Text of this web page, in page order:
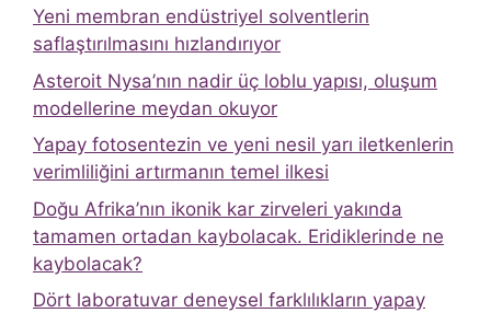
Yeni membran endüstriyel solventlerin
saflaştırılmasını hızlandırıyor
Asteroit Nysa’nın nadir üç loblu yapısı, oluşum
modellerine meydan okuyor
Yapay fotosentezin ve yeni nesil yarı iletkenlerin
verimliliğini artırmanın temel ilkesi
Doğu Afrika’nın ikonik kar zirveleri yakında
tamamen ortadan kaybolacak. Eridiklerinde ne
kaybolacak?
Dört laboratuvar deneysel farklılıkların yapay